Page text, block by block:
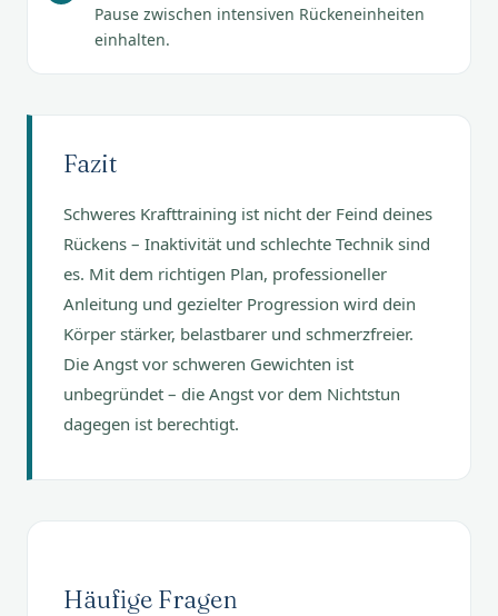
Pause zwischen intensiven Rückeneinheiten
einhalten.
Fazit
Schweres Krafttraining ist nicht der Feind deines
Rückens – Inaktivität und schlechte Technik sind
es. Mit dem richtigen Plan, professioneller
Anleitung und gezielter Progression wird dein
Körper stärker, belastbarer und schmerzfreier.
Die Angst vor schweren Gewichten ist
unbegründet – die Angst vor dem Nichtstun
dagegen ist berechtigt.
Häufige Fragen